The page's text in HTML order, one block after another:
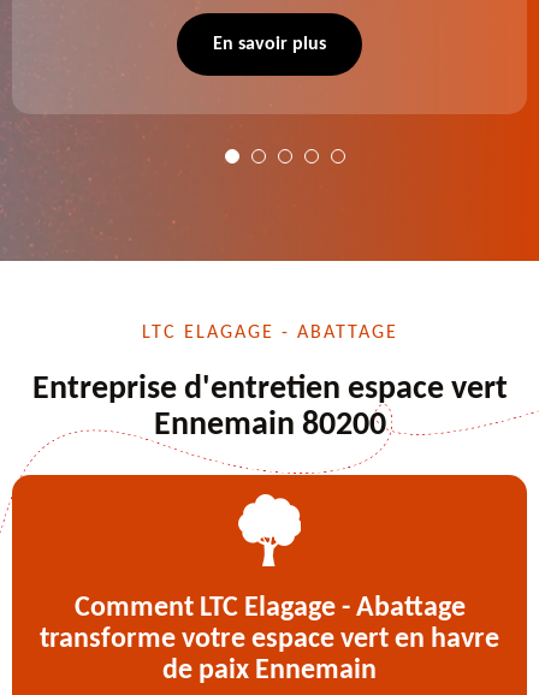
de dessouchage et autre. Devis offert.
En savoir plus
LTC ELAGAGE - ABATTAGE
Entreprise d'entretien espace vert
Ennemain 80200
Comment LTC Elagage - Abattage
transforme votre espace vert en havre
de paix Ennemain